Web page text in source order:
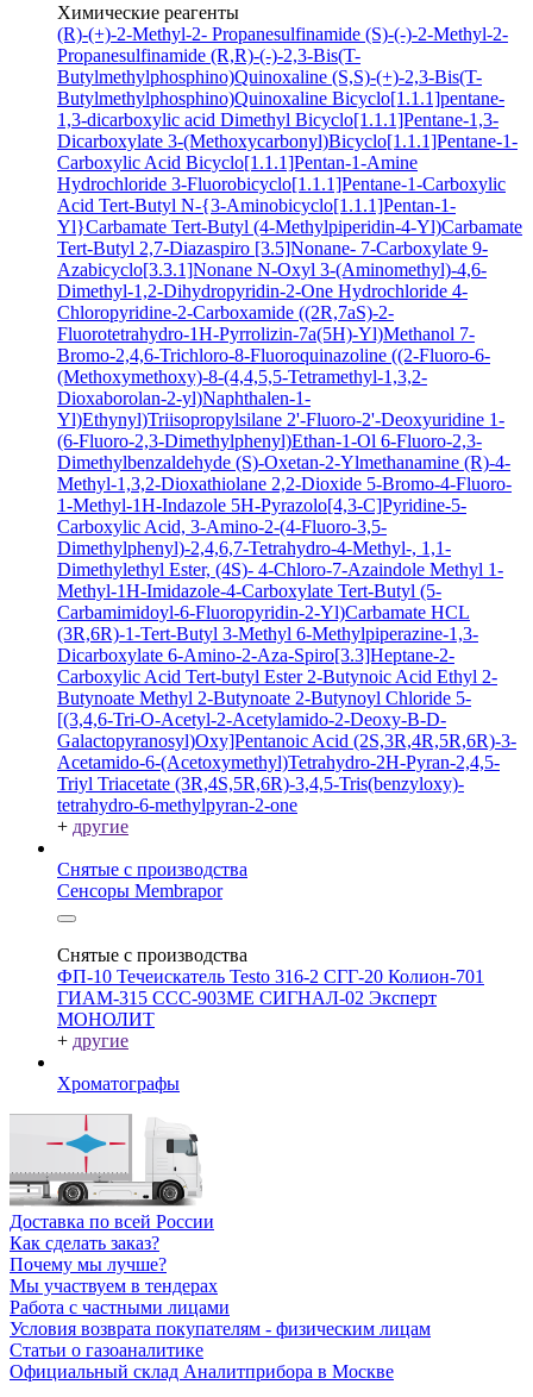
Химические реагенты
(R)-(+)-2-Methyl-2- Propanesulfinamide (S)-(-)-2-Methyl-2-
Propanesulfinamide (R,R)-(-)-2,3-Bis(T-
Butylmethylphosphino)Quinoxaline (S,S)-(+)-2,3-Bis(T-
Butylmethylphosphino)Quinoxaline Bicyclo[1.1.1]pentane-
1,3-dicarboxylic acid Dimethyl Bicyclo[1.1.1]Pentane-1,3-
Dicarboxylate 3-(Methoxycarbonyl)Bicyclo[1.1.1]Pentane-1-
Carboxylic Acid Bicyclo[1.1.1]Pentan-1-Amine
Hydrochloride 3-Fluorobicyclo[1.1.1]Pentane-1-Carboxylic
Acid Tert-Butyl N-{3-Aminobicyclo[1.1.1]Pentan-1-
Yl}Carbamate Tert-Butyl (4-Methylpiperidin-4-Yl)Carbamate
Tert-Butyl 2,7-Diazaspiro [3.5]Nonane- 7-Carboxylate 9-
Azabicyclo[3.3.1]Nonane N-Oxyl 3-(Aminomethyl)-4,6-
Dimethyl-1,2-Dihydropyridin-2-One Hydrochloride 4-
Chloropyridine-2-Carboxamide ((2R,7aS)-2-
Fluorotetrahydro-1H-Pyrrolizin-7a(5H)-Yl)Methanol 7-
Bromo-2,4,6-Trichloro-8-Fluoroquinazoline ((2-Fluoro-6-
(Methoxymethoxy)-8-(4,4,5,5-Tetramethyl-1,3,2-
Dioxaborolan-2-yl)Naphthalen-1-
Yl)Ethynyl)Triisopropylsilane 2'-Fluoro-2'-Deoxyuridine 1-
(6-Fluoro-2,3-Dimethylphenyl)Ethan-1-Ol 6-Fluoro-2,3-
Dimethylbenzaldehyde (S)-Oxetan-2-Ylmethanamine (R)-4-
Methyl-1,3,2-Dioxathiolane 2,2-Dioxide 5-Bromo-4-Fluoro-
1-Methyl-1H-Indazole 5H-Pyrazolo[4,3-C]Pyridine-5-
Carboxylic Acid, 3-Amino-2-(4-Fluoro-3,5-
Dimethylphenyl)-2,4,6,7-Tetrahydro-4-Methyl-, 1,1-
Dimethylethyl Ester, (4S)- 4-Chloro-7-Azaindole Methyl 1-
Methyl-1H-Imidazole-4-Carboxylate Tert-Butyl (5-
Carbamimidoyl-6-Fluoropyridin-2-Yl)Carbamate HCL
(3R,6R)-1-Tert-Butyl 3-Methyl 6-Methylpiperazine-1,3-
Dicarboxylate 6-Amino-2-Aza-Spiro[3.3]Heptane-2-
Carboxylic Acid Tert-butyl Ester 2-Butynoic Acid Ethyl 2-
Butynoate Methyl 2-Butynoate 2-Butynoyl Chloride 5-
[(3,4,6-Tri-O-Acetyl-2-Acetylamido-2-Deoxy-B-D-
Galactopyranosyl)Oxy]Pentanoic Acid (2S,3R,4R,5R,6R)-3-
Acetamido-6-(Acetoxymethyl)Tetrahydro-2H-Pyran-2,4,5-
Triyl Triacetate (3R,4S,5R,6R)-3,4,5-Tris(benzyloxy)-
tetrahydro-6-methylpyran-2-one
+ другие
Снятые с производства
Сенсоры Membrapor
Снятые с производства
ФП-10 Течеискатель Testo 316-2 СГГ-20 Колион-701
ГИАМ-315 ССС-903МЕ СИГНАЛ-02 Эксперт
МОНОЛИТ
+ другие
Хроматографы
Доставка по всей России
Как сделать заказ?
Почему мы лучше?
Мы участвуем в тендерах
Работа с частными лицами
Условия возврата покупателям - физическим лицам
Статьи о газоаналитике
Официальный склад Аналитприбора в Москве